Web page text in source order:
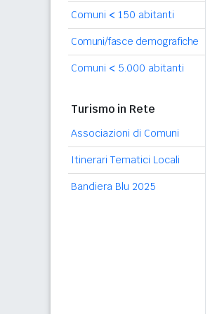
Comuni < 150 abitanti
Comuni/fasce demografiche
Comuni < 5.000 abitanti
Turismo in Rete
Associazioni di Comuni
Itinerari Tematici Locali
Bandiera Blu 2025